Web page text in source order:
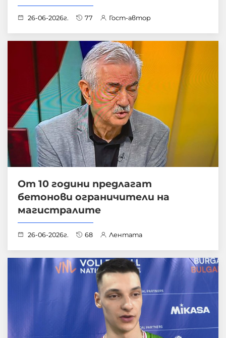
26-06-2026г. 77 Гост-автор
От 10 години предлагат
бетонови ограничители на
магистралите
26-06-2026г. 68 Лентата